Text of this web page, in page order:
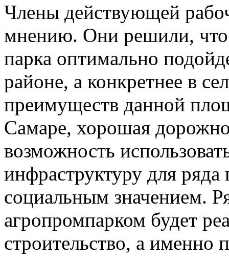
Члены действующей
мнению. Они решили, что
парка оптимально
районе, а конкретнее в
преимуществ данной
Самаре, хорошая
возможность
инфраструктуру для
социальным значением.
агропромпарком будет
строительство, а